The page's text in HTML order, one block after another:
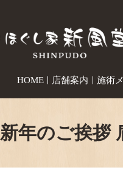
HOME 店舗案内 施術
新年のご挨拶